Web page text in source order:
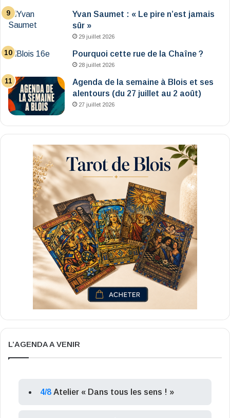
Yvan Saumet : « Le pire n’est jamais
sûr »
29 juillet 2026
Pourquoi cette rue de la Chaîne ?
28 juillet 2026
Agenda de la semaine à Blois et ses
alentours (du 27 juillet au 2 août)
27 juillet 2026
L’AGENDA A VENIR
4/8 Atelier « Dans tous les sens ! »